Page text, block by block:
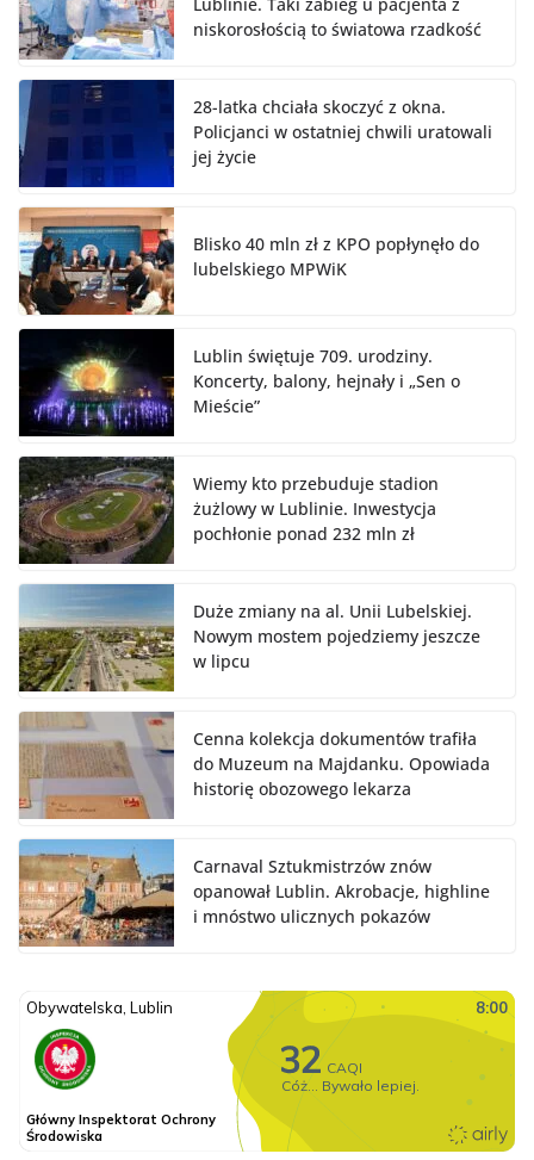
niskorosłością to światowa rzadkość
28-latka chciała skoczyć z okna.
Policjanci w ostatniej chwili uratowali
jej życie
Blisko 40 mln zł z KPO popłynęło do
lubelskiego MPWiK
Lublin świętuje 709. urodziny.
Koncerty, balony, hejnały i „Sen o
Mieście”
Wiemy kto przebuduje stadion
żużlowy w Lublinie. Inwestycja
pochłonie ponad 232 mln zł
Duże zmiany na al. Unii Lubelskiej.
Nowym mostem pojedziemy jeszcze
w lipcu
Cenna kolekcja dokumentów trafiła
do Muzeum na Majdanku. Opowiada
historię obozowego lekarza
Carnaval Sztukmistrzów znów
opanował Lublin. Akrobacje, highline
i mnóstwo ulicznych pokazów